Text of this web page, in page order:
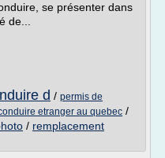
se présenter dans
de...
d / permis de
etranger au quebec /
/ remplacement